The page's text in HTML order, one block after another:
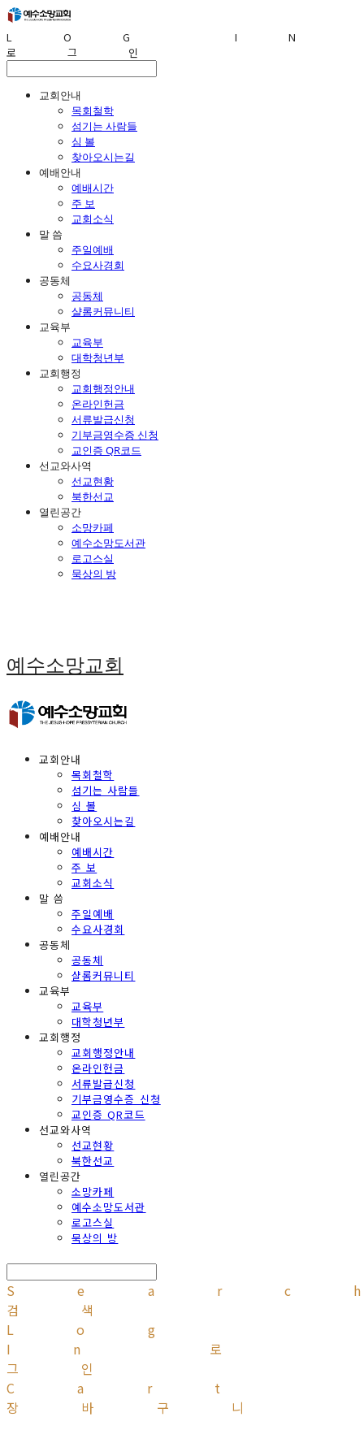
LOG IN
로그인
교회안내
목회철학
섬기는 사람들
심 볼
찾아오시는길
예배안내
예배시간
주 보
교회소식
말 씀
주일예배
수요사경회
공동체
공동체
샬롬커뮤니티
교육부
교육부
대학청년부
교회행정
교회행정안내
온라인헌금
서류발급신청
기부금영수증 신청
교인증 QR코드
선교와사역
선교현황
북한선교
열린공간
소망카페
예수소망도서관
로고스실
묵상의 방
예수소망교회
교회안내
목회철학
섬기는 사람들
심 볼
찾아오시는길
예배안내
예배시간
주 보
교회소식
말 씀
주일예배
수요사경회
공동체
공동체
샬롬커뮤니티
교육부
교육부
대학청년부
교회행정
교회행정안내
온라인헌금
서류발급신청
기부금영수증 신청
교인증 QR코드
선교와사역
선교현황
북한선교
열린공간
소망카페
예수소망도서관
로고스실
묵상의 방
검색
Log
In
로
그인
Cart
장바구니